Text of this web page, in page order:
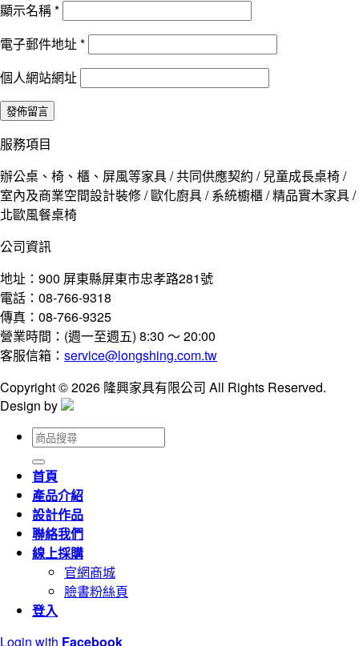
顯示名稱*
電子郵件地址*
個人網站網址
服務項目
辦公桌、椅、櫃、屏風等家具 / 共同供應契約 / 兒童成長桌椅 /
室內及商業空間設計裝修 / 歐化廚具 / 系統櫥櫃 / 精品實木家具 /
北歐風餐桌椅
公司資訊
地址：900 屏東縣屏東市忠孝路281號
電話：08-766-9318
傳真：08-766-9325
營業時間：(週一至週五) 8:30 ～ 20:00
客服信箱： service@longshing.com.tw
Copyright © 2026 隆興家具有限公司 All Rights Reserved.
Design by
搜
尋
關
鍵
字:
首頁
產品介紹
設計作品
聯絡我們
線上採購
官網商城
臉書粉絲頁
登入
Login with Facebook